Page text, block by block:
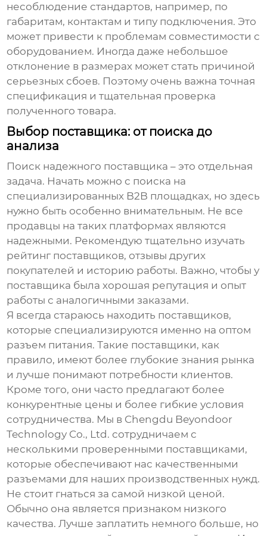
несоблюдение стандартов, например, по
габаритам, контактам и типу подключения. Это
может привести к проблемам совместимости с
оборудованием. Иногда даже небольшое
отклонение в размерах может стать причиной
серьезных сбоев. Поэтому очень важна точная
спецификация и тщательная проверка
полученного товара.
Выбор поставщика: от поиска до
анализа
Поиск надежного поставщика – это отдельная
задача. Начать можно с поиска на
специализированных B2B площадках, но здесь
нужно быть особенно внимательным. Не все
продавцы на таких платформах являются
надежными. Рекомендую тщательно изучать
рейтинг поставщиков, отзывы других
покупателей и историю работы. Важно, чтобы у
поставщика была хорошая репутация и опыт
работы с аналогичными заказами.
Я всегда стараюсь находить поставщиков,
которые специализируются именно на оптом
разъем питания. Такие поставщики, как
правило, имеют более глубокие знания рынка
и лучше понимают потребности клиентов.
Кроме того, они часто предлагают более
конкурентные цены и более гибкие условия
сотрудничества. Мы в Chengdu Beyondoor
Technology Co., Ltd. сотрудничаем с
несколькими проверенными поставщиками,
которые обеспечивают нас качественными
разъемами для наших производственных нужд.
Не стоит гнаться за самой низкой ценой.
Обычно она является признаком низкого
качества. Лучше заплатить немного больше, но